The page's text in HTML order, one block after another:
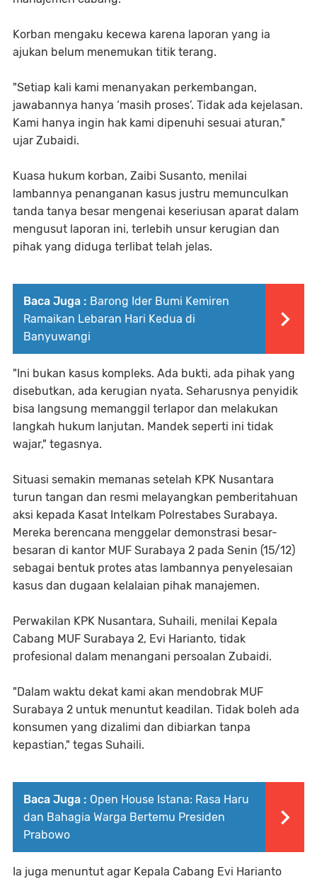
Korban mengaku kecewa karena laporan yang ia
ajukan belum menemukan titik terang.
"Setiap kali kami menanyakan perkembangan,
jawabannya hanya ‘masih proses’. Tidak ada kejelasan.
Kami hanya ingin hak kami dipenuhi sesuai aturan,"
ujar Zubaidi.
Kuasa hukum korban, Zaibi Susanto, menilai
lambannya penanganan kasus justru memunculkan
tanda tanya besar mengenai keseriusan aparat dalam
mengusut laporan ini, terlebih unsur kerugian dan
pihak yang diduga terlibat telah jelas.
Baca Juga : Barong Ider Bumi Kemiren
Ramaikan Lebaran Hari Kedua di
Banyuwangi
"Ini bukan kasus kompleks. Ada bukti, ada pihak yang
disebutkan, ada kerugian nyata. Seharusnya penyidik
bisa langsung memanggil terlapor dan melakukan
langkah hukum lanjutan. Mandek seperti ini tidak
wajar," tegasnya.
Situasi semakin memanas setelah KPK Nusantara
turun tangan dan resmi melayangkan pemberitahuan
aksi kepada Kasat Intelkam Polrestabes Surabaya.
Mereka berencana menggelar demonstrasi besar-
besaran di kantor MUF Surabaya 2 pada Senin (15/12)
sebagai bentuk protes atas lambannya penyelesaian
kasus dan dugaan kelalaian pihak manajemen.
Perwakilan KPK Nusantara, Suhaili, menilai Kepala
Cabang MUF Surabaya 2, Evi Harianto, tidak
profesional dalam menangani persoalan Zubaidi.
"Dalam waktu dekat kami akan mendobrak MUF
Surabaya 2 untuk menuntut keadilan. Tidak boleh ada
konsumen yang dizalimi dan dibiarkan tanpa
kepastian," tegas Suhaili.
Baca Juga : Open House Istana: Rasa Haru
dan Bahagia Warga Bertemu Presiden
Prabowo
Ia juga menuntut agar Kepala Cabang Evi Harianto